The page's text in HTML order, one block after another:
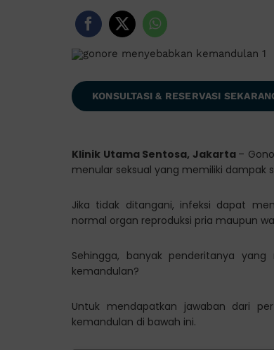
KONSULTASI & RESERVASI
Klinik Utama Sentosa, Jakarta –
menular seksual yang memiliki dampak
Jika tidak ditangani, infeksi dapat
normal organ reproduksi pria maupun
Sehingga, banyak penderitanya
kemandulan?
Untuk mendapatkan jawaban dari
kemandulan di bawah ini.